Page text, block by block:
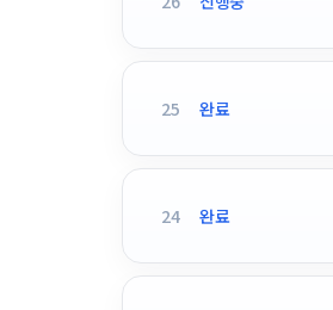
25 완료
24 완료